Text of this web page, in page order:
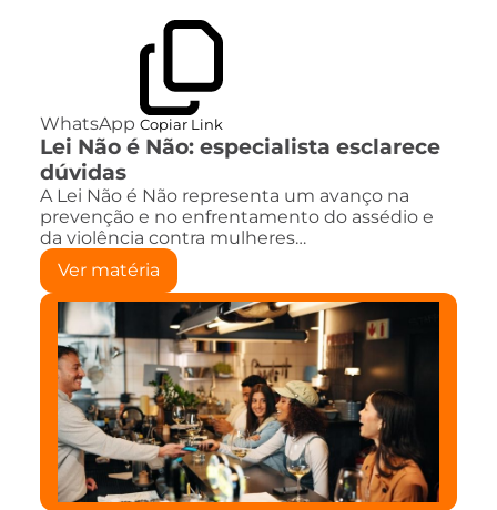
WhatsApp Copiar Link
Lei Não é Não: especialista esclarece
dúvidas
A Lei Não é Não representa um avanço na
prevenção e no enfrentamento do assédio e
da violência contra mulheres…
Ver matéria